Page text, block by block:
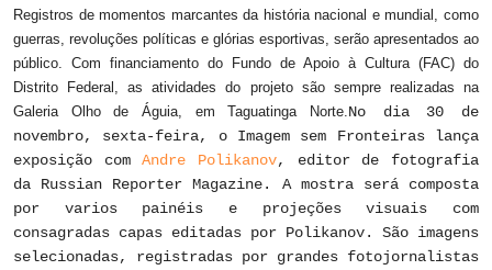
Registros de momentos marcantes da história nacional e mundial, como
guerras, revoluções políticas e glórias esportivas, serão apresentados ao
público. Com financiamento do Fundo de Apoio à Cultura (FAC) do
Distrito Federal, as atividades do projeto são sempre realizadas na
Galeria Olho de Águia, em Taguatinga Norte. No dia 30 de
novembro, sexta-feira, o Imagem sem Fronteiras lança
exposição com
Andre Polikanov, editor de fotografia
da Russian Reporter Magazine. A mostra será composta
por varios painéis e projeções visuais com
consagradas capas editadas por Polikanov. São imagens
selecionadas, registradas por grandes fotojornalistas